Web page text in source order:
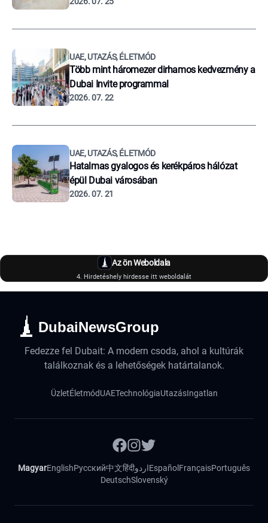
UAE, UTAZÁS, ÉLETMÓD
Több mint háromezer dirhamos kedvezmény a
Dubai Invite programmal
2026. 07. 22
UAE, UTAZÁS, ÉLETMÓD
Hatalmas gyalogos és kerékpáros hálózat
épül Dubai városában
2026. 07. 21
Az ön Weboldala
4. Hirdetéshely hirdesse itt weboldalát
DubaiNewsGroup
Fedezze fel Dubait: A modern csoda, ahol a kultúrák
találkoznak és a lehetőségek határtalanok.
ÜzletÉletmódUAETechnológiaUtazásIngatlan
MagyarEnglishРусский中文हिंदीاردوEspañol FrançaisPortuguês
DeutschSlovenský